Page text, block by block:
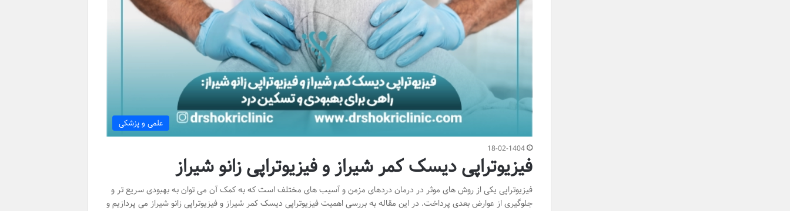
علمی و پزشکی
18-02-1404
فیزیوتراپی دیسک کمر شیراز و فیزیوتراپی زانو شیراز
فیزیوتراپی یکی از روش های موثر در درمان دردهای مزمن و آسیب های مختلف است که به کمک آن می توان به بهبودی سریع تر و
جلوگیری از عوارض بعدی پرداخت. در این مقاله به بررسی اهمیت فیزیوتراپی دیسک کمر شیراز و فیزیوتراپی زانو شیراز می پردازیم و